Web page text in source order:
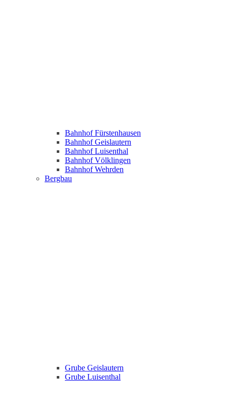
Bahnhof Fürstenhausen
Bahnhof Geislautern
Bahnhof Luisenthal
Bahnhof Völklingen
Bahnhof Wehrden
Bergbau
Grube Geislautern
Grube Luisenthal